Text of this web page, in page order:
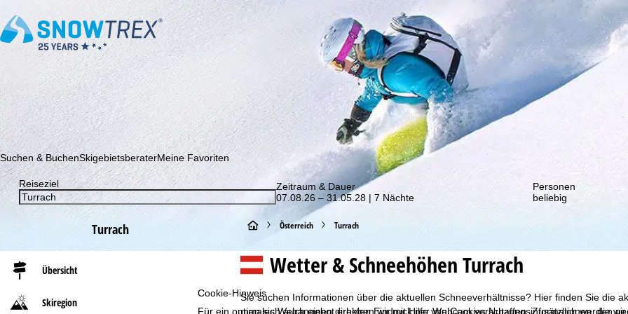
Cookie-Hinweis
Für ein optimales Webangebot erheben wir mit Hilfe von Cookies Nutzungsinformationen, die
Abonnieren Sie unseren Newsletter und erfahren Sie als Erster von unseren Rabatt-Aktionen!
Suchen & BuchenSkigebietsberaterMeine Favoriten
Reiseziel
Zeitraum & Dauer
07.08.26 – 31.05.28 | 7 Nächte
Personen
beliebig
Turrach
Übersicht
Skiregion
S
t
r
Österreich Turrach
Wetter & Schneehöhen Turrach
Sie suchen Informationen über die aktuellen Schneeverhältnisse? Hier finden Sie die
man sich auch einen direkten Eindruck per Webcam verschaffen. Zusätzlich werden